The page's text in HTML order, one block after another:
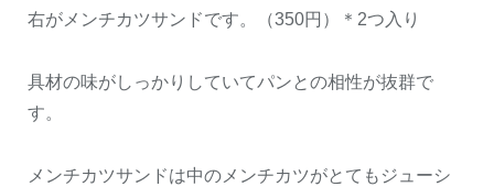
右がメンチカツサンドです。（350円）＊2つ入り
具材の味がしっかりしていてパンとの相性が抜群で
す。
メンチカツサンドは中のメンチカツがとてもジューシ